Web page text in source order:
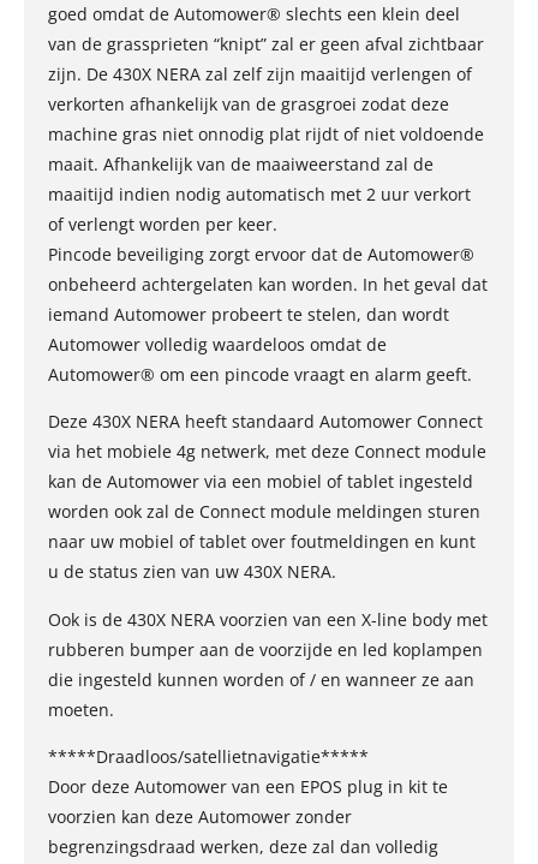
goed omdat de Automower® slechts een klein deel
van de grassprieten “knipt” zal er geen afval zichtbaar
zijn. De 430X NERA zal zelf zijn maaitijd verlengen of
verkorten afhankelijk van de grasgroei zodat deze
machine gras niet onnodig plat rijdt of niet voldoende
maait. Afhankelijk van de maaiweerstand zal de
maaitijd indien nodig automatisch met 2 uur verkort
of verlengt worden per keer.
Pincode beveiliging zorgt ervoor dat de Automower®
onbeheerd achtergelaten kan worden. In het geval dat
iemand Automower probeert te stelen, dan wordt
Automower volledig waardeloos omdat de
Automower® om een pincode vraagt en alarm geeft.
Deze 430X NERA heeft standaard Automower Connect
via het mobiele 4g netwerk, met deze Connect module
kan de Automower via een mobiel of tablet ingesteld
worden ook zal de Connect module meldingen sturen
naar uw mobiel of tablet over foutmeldingen en kunt
u de status zien van uw 430X NERA.
Ook is de 430X NERA voorzien van een X-line body met
rubberen bumper aan de voorzijde en led koplampen
die ingesteld kunnen worden of / en wanneer ze aan
moeten.
*****Draadloos/satellietnavigatie*****
Door deze Automower van een EPOS plug in kit te
voorzien kan deze Automower zonder
begrenzingsdraad werken, deze zal dan volledig